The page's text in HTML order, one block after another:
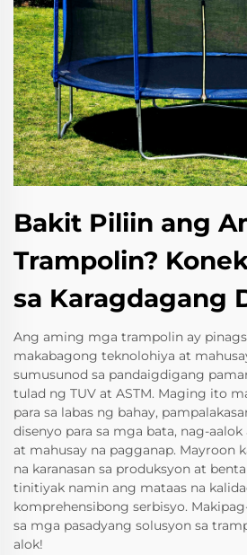
Bakit Piliin ang
Trampolin?
sa Karagdagang
Ang aming mga trampolin ay
makabagong teknolohiya at
sumusunod sa pandaigdigang
tulad ng TUV at ASTM. Maging ito
para sa labas ng bahay,
disenyo para sa mga bata, nag-
at mahusay na pagganap. Mayroon
na karanasan sa produksyon at
tinitiyak namin ang mataas na
komprehensibong serbisyo.
sa mga pasadyang solusyon sa
alok!